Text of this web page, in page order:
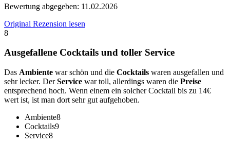
Bewertung abgegeben: 11.02.2026
Original Rezension lesen
8
Ausgefallene Cocktails und toller Service
Das Ambiente war schön und die Cocktails waren ausgefallen und
sehr lecker. DerService war toll, allerdings waren die Preise
entsprechend hoch. Wenn einem ein solcher Cocktail bis zu 14€
wert ist, ist man dort sehr gut aufgehoben.
Ambiente8
Cocktails9
Service8